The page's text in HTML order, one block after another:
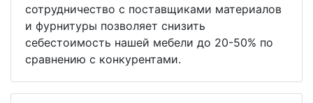
сотрудничество с поставщиками материалов
и фурнитуры позволяет снизить
себестоимость нашей мебели до 20-50% по
сравнению с конкурентами.